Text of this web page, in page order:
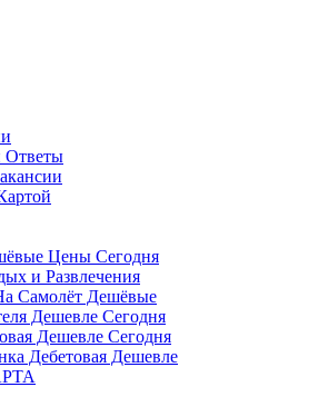
Ответы
Цены Сегодня
и Развлечения
Самолёт Дешёвые
Дешевле Сегодня
Дешевле Сегодня
Дебетовая Дешевле